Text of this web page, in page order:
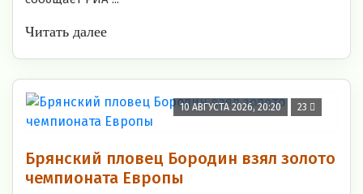
Читать далее
10 АВГУСТА 2026, 20:20 23
Брянский пловец Бородин взял золото
чемпионата Европы